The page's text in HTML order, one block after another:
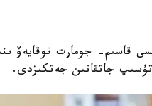
قاسىم- جومارت توقايەۆ
جاتقانىن جەتكىزدى.